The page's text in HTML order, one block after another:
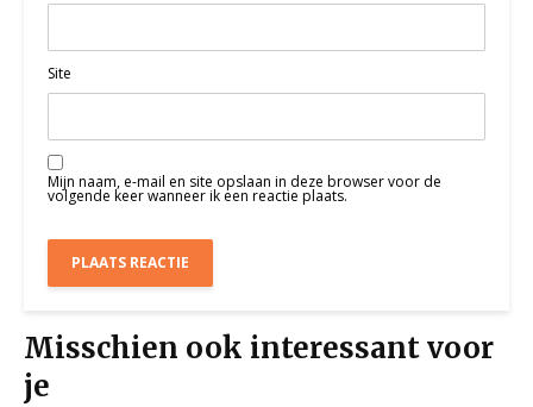
Site
Mijn naam, e-mail en site opslaan in deze browser voor de
volgende keer wanneer ik een reactie plaats.
Misschien ook interessant voor
je